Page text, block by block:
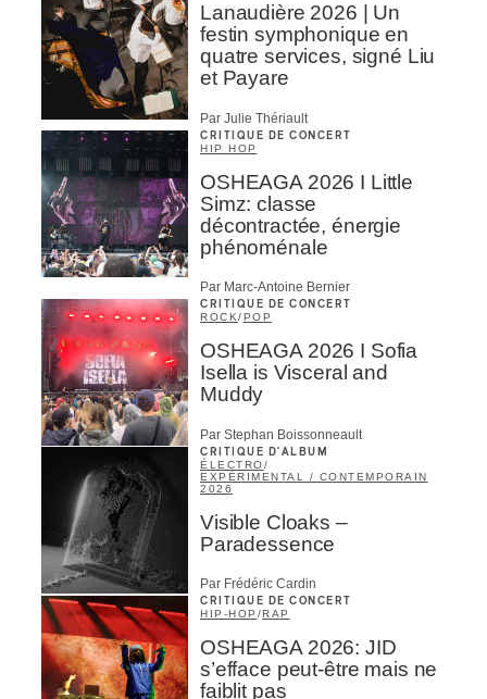
Lanaudière 2026 | Un
festin symphonique en
quatre services, signé Liu
et Payare
Par Julie Thériault
CRITIQUE DE CONCERT
HIP HOP
OSHEAGA 2026 I Little
Simz: classe
décontractée, énergie
phénoménale
Par Marc-Antoine Bernier
CRITIQUE DE CONCERT
ROCK/POP
OSHEAGA 2026 I Sofia
Isella is Visceral and
Muddy
Par Stephan Boissonneault
CRITIQUE D'ALBUM
ÉLECTRO/
EXPÉRIMENTAL / CONTEMPORAIN
2026
Visible Cloaks –
Paradessence
Par Frédéric Cardin
CRITIQUE DE CONCERT
HIP-HOP /RAP
OSHEAGA 2026: JID
s’efface peut-être mais ne
faiblit pas